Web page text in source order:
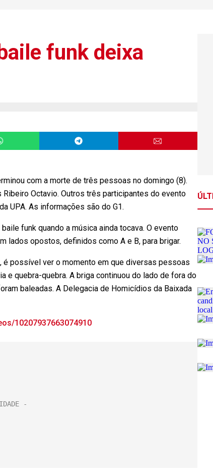
funk deixa
com a morte de três pessoas no domingo (8).
Octavio. Outros três participantes do evento
UPA. As informações são do G1.
funk quando a música ainda tocava. O evento
lados opostos, definidos como A e B, para brigar.
possível ver o momento em que diversas pessoas
e quebra-quebra. A briga continuou do lado de fora do
baleadas. A Delegacia de Homicídios da Baixada
10207937663074910